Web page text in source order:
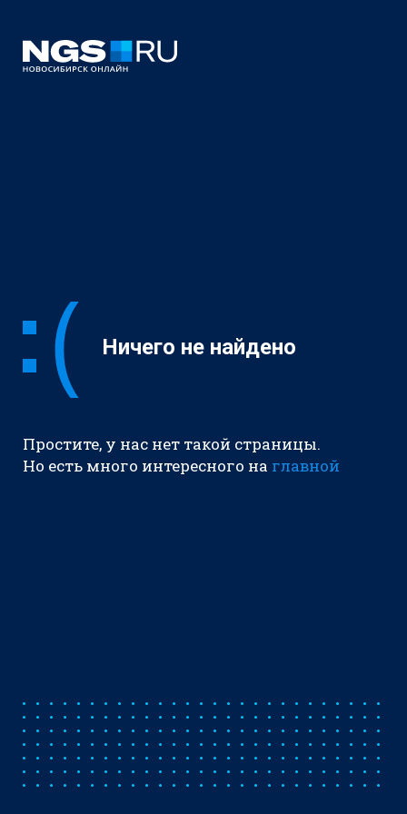
Ничего не найдено
Простите, у нас нет такой страницы.
Но есть много интересного на главной